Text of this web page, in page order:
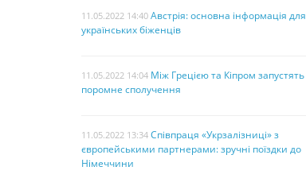
11.05.2022 14:40 Австрія: основна інформація для
українських біженців
11.05.2022 14:04 Між Грецією та Кіпром запустять
поромне сполучення
11.05.2022 13:34 Співпраця «Укрзалізниці» з
європейськими партнерами: зручні поїздки до
Німеччини